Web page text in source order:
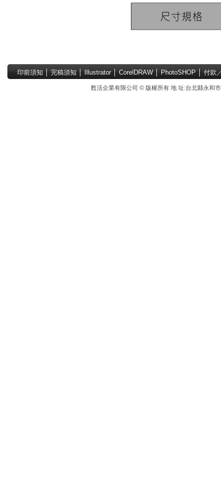
印前須知 完稿須知 Illustrator│ CorelDRAW│ PhotoSHOP 付款
甦活企業有限公司 © 版權所有 地 址:台北縣永